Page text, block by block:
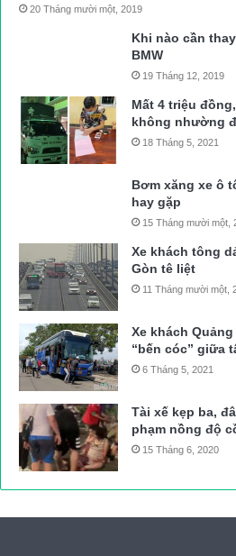
20 Tháng mười một, 2019
Khi nào cần
BMW
19 Tháng 12, 2019
Mất 4 triệu
không nhường
18 Tháng 5, 2021
Bơm xăng xe ô
hay gặp
15 Tháng mười một,
Xe khách tông
Gòn tê liệt
11 Tháng mười một,
Xe khách
“bến cóc” giữa
6 Tháng 5, 2021
Tài xế kẹp ba,
phạm nồng độ
15 Tháng 6, 2020